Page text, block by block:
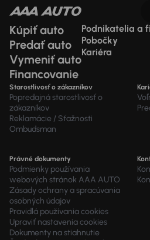
Kúpiť auto
Predať auto
Vymeniť auto
Financovanie
Podnikatelia a
Pobočky
Kariéra
Starostlivosť o zákazníkov
Popredajná starostlivosť o
zákazníkov
Reklamácie / Sťažnosti
Ombudsman
Právné dokumenty
Podmienky používania
webových stránok AAA AUTO
Zásady ochrany a spracúvania
osobných údajov
Pravidlá používania cookies
Upraviť nastavenia cookies
Dokumenty na stiahnutie